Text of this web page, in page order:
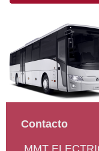
Contacto
MMT